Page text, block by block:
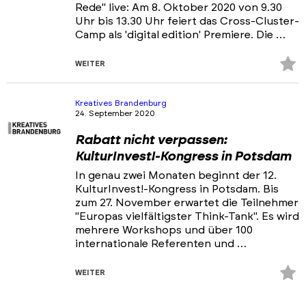
Rede" live: Am 8. Oktober 2020 von 9.30
Uhr bis 13.30 Uhr feiert das Cross-Cluster-
Camp als 'digital edition' Premiere. Die …
WEITER
Kreatives Brandenburg
24. September 2020
Rabatt nicht verpassen:
KulturInvest!-Kongress in Potsdam
In genau zwei Monaten beginnt der 12.
KulturInvest!-Kongress in Potsdam. Bis
zum 27. November erwartet die Teilnehmer
"Europas vielfältigster Think-Tank". Es wird
mehrere Workshops und über 100
internationale Referenten und …
WEITER